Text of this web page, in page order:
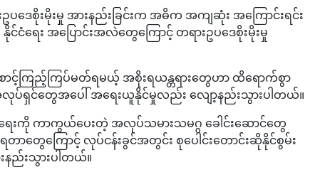
ပဒေစိုးမိုးမှု အားနည်းခြင်းက အဓိက အကျဆုံး အကြောင်းရင်း
နိုင်ငံရေး အပြောင်းအလဲတွေကြောင့် တရားဥပဒေစိုးမိုးမှု
င့်ကြည့်ကြပ်မတ်ရမယ့် အစိုးရယန္တရားတွေဟာ ထိရောက်စွာ
ရှင်တွေအပေါ် အရေးယူနိုင်မှုလည်း လျော့နည်းသွားပါတယ်။
ကို ကာကွယ်ပေးတဲ့ အလုပ်သမားသမဂ္ဂ ခေါင်းဆောင်တွေ
တာတွေကြောင့် လုပ်ငန်းခွင်အတွင်း စုပေါင်းတောင်းဆိုနိုင်စွမ်း
းနည်းသွားပါတယ်။